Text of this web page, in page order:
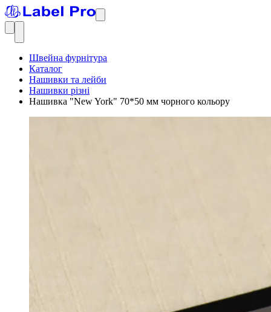
Швейна фурнітура
Каталог
Нашивки та лейби
Нашивки різні
Нашивка "New York" 70*50 мм чорного кольору